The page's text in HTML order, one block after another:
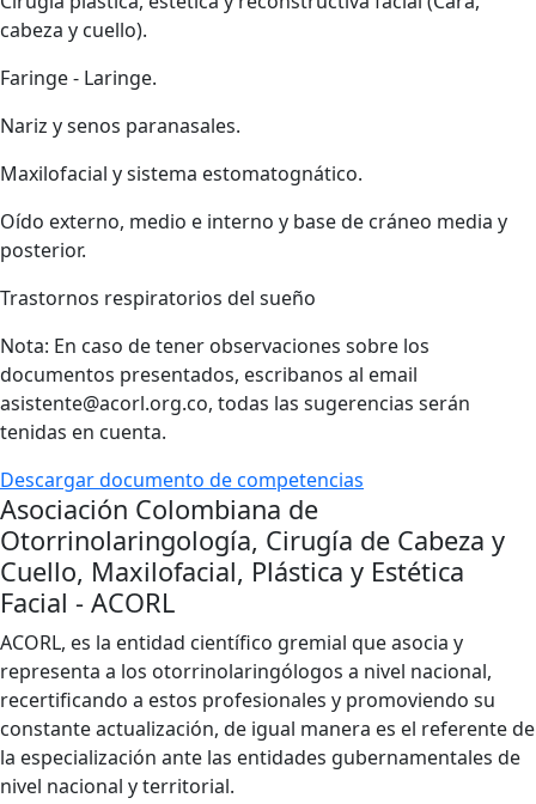
cabeza y cuello).
Faringe - Laringe.
Nariz y senos paranasales.
Maxilofacial y sistema estomatognático.
Oído externo, medio e interno y base de cráneo media y
posterior.
Trastornos respiratorios del sueño
Nota: En caso de tener observaciones sobre los
documentos presentados, escribanos al email
asistente@acorl.org.co, todas las sugerencias serán
tenidas en cuenta.
Descargar documento de competencias
Asociación Colombiana de
Otorrinolaringología, Cirugía de Cabeza y
Cuello, Maxilofacial, Plástica y Estética
Facial - ACORL
ACORL, es la entidad científico gremial que asocia y
representa a los otorrinolaringólogos a nivel nacional,
recertificando a estos profesionales y promoviendo su
constante actualización, de igual manera es el referente de
la especialización ante las entidades gubernamentales de
nivel nacional y territorial.